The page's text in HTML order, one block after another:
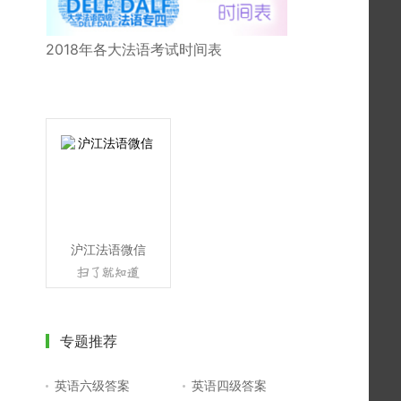
2018年各大法语考试时间表
沪江法语微信
专题推荐
英语六级答案
英语四级答案